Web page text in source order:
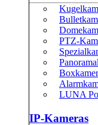
PTZ-
LUNA
IP-Kameras